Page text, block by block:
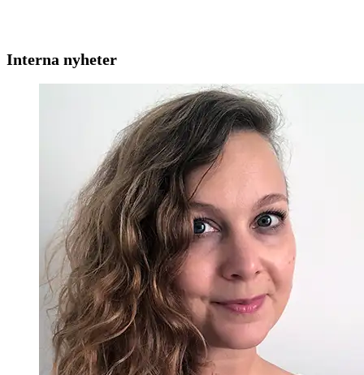
Interna nyheter